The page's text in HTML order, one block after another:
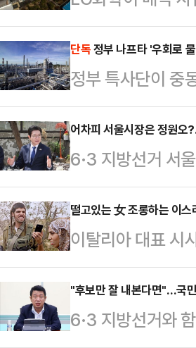
필름 사업 매각 이
을 상대로 희망퇴
다.15일 업계에
소재 사업부 내
대상자에는 1990
차등 지급되며,
이번 조치는 …
단독정부 나프타 '우회로
정부 특사단이 중
표한 가운데 한화
공급 중단을 공식
에 도달하기 전,
르면 한화토탈은
공급에 대한 ‘불
변이나 전쟁 등
매자의 법적 …
어차피 서울시장은 정원
6·3 지방선거 서
다. '명심'(이재명
있기 때문이다.
이 제기된다. 결
다는 목소리가 나
말처럼 '시민이 원
상을 챙기는 일,
떨고있는 女 조롱하는 이
이탈리아 대표
이 국제사회에 큰
박했으나 실제로
(현지시간) 레스
"후보만 잘 내본다면"…국
6·3 지방선거와